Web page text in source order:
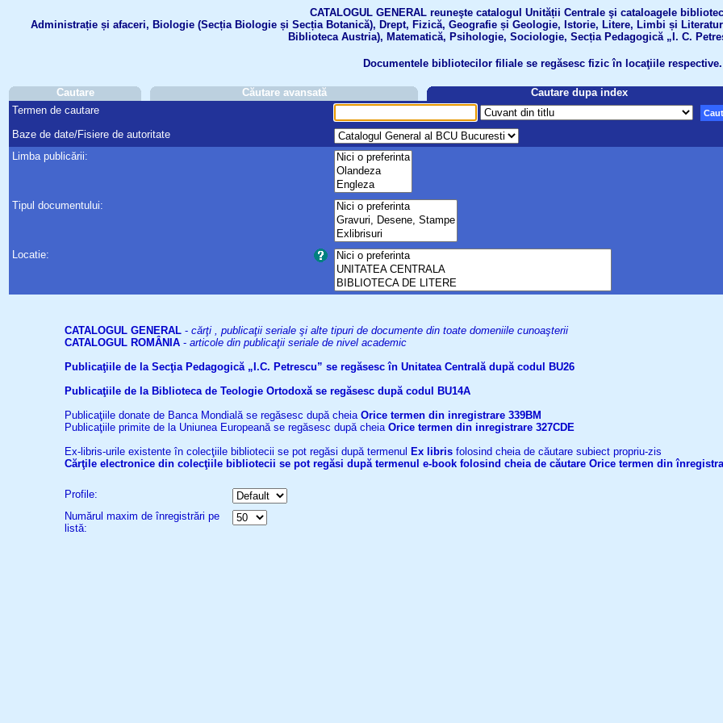
CATALOGUL GENERAL reuneşte catalogul Unității Centrale şi cataloagele
Administrație și afaceri, Biologie (Secția Biologie și Secția Botanică), Drept, Fizică, Geografie și Geologie, Istorie, Litere, Limbi și
Biblioteca Austria), Matematică, Psihologie, Sociologie, Secția Pedagogică „I. C.
Documentele bibliotecilor filiale se regăsesc fizic în locaţiile respective.
Cautare Căutare avansată
Cautare dupa index
Termen de cautare
Baze de date/Fisiere de autoritate
Limba publicării:
Tipul documentului:
Locatie:
CATALOGUL GENERAL - cărţi , publicaţii seriale şi alte tipuri de documente din toate domeniile cunoaşterii
CATALOGUL ROMÂNIA - articole din publicaţii seriale de nivel academic
Publicaţiile de la Secţia Pedagogică „I.C. Petrescu” se regăsesc în Unitatea Centrală după codul BU26
Publicaţiile de la Biblioteca de Teologie Ortodoxă se regăsesc după codul BU14A
Publicaţiile donate de Banca Mondială se regăsesc după cheia Orice termen din inregistrare 339BM
Publicaţiile primite de la Uniunea Europeană se regăsesc după cheia Orice termen din inregistrare 327CDE
Ex-libris-urile existente în colecţiile bibliotecii se pot regăsi după termenul Ex libris folosind cheia de căutare subiect propriu-zis
Cărţile electronice din colecţiile bibliotecii se pot regăsi după termenul e-book folosind cheia de căutare Orice termen din
Profile:
Numărul maxim de înregistrări pe
listă: